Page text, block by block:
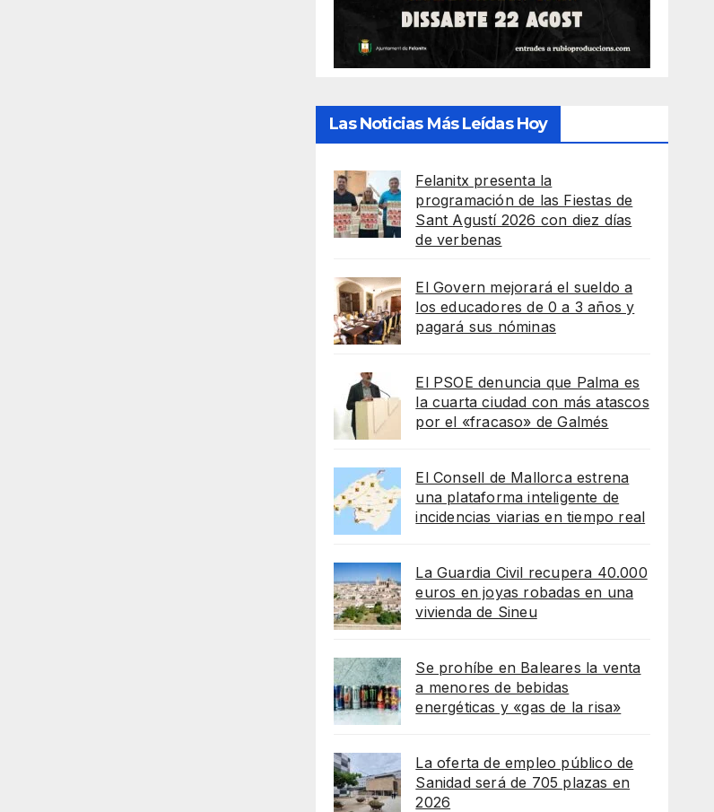
Las Noticias Más Leídas Hoy
Felanitx presenta la
programación de las Fiestas de
Sant Agustí 2026 con diez días
de verbenas
El Govern mejorará el sueldo a
los educadores de 0 a 3 años y
pagará sus nóminas
El PSOE denuncia que Palma es
la cuarta ciudad con más atascos
por el «fracaso» de Galmés
El Consell de Mallorca estrena
una plataforma inteligente de
incidencias viarias en tiempo real
La Guardia Civil recupera 40.000
euros en joyas robadas en una
vivienda de Sineu
Se prohíbe en Baleares la venta
a menores de bebidas
energéticas y «gas de la risa»
La oferta de empleo público de
Sanidad será de 705 plazas en
2026